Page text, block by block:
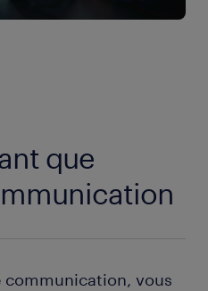
que
communication, vous